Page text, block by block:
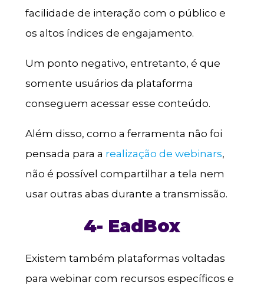
facilidade de interação com o público e
os altos índices de engajamento.
Um ponto negativo, entretanto, é que
somente usuários da plataforma
conseguem acessar esse conteúdo.
Além disso, como a ferramenta não foi
pensada para a realização de webinars,
não é possível compartilhar a tela nem
usar outras abas durante a transmissão.
4- EadBox
Existem também plataformas voltadas
para webinar com recursos específicos e